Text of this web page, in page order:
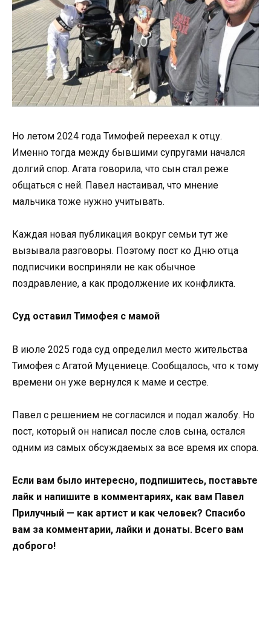
Но летом 2024 года Тимофей переехал к отцу.
Именно тогда между бывшими супругами начался
долгий спор. Агата говорила, что сын стал реже
общаться с ней. Павел настаивал, что мнение
мальчика тоже нужно учитывать.
Каждая новая публикация вокруг семьи тут же
вызывала разговоры. Поэтому пост ко Дню отца
подписчики восприняли не как обычное
поздравление, а как продолжение их конфликта.
Суд оставил Тимофея с мамой
В июле 2025 года суд определил место жительства
Тимофея с Агатой Муцениеце. Сообщалось, что к тому
времени он уже вернулся к маме и сестре.
Павел с решением не согласился и подал жалобу. Но
пост, который он написал после слов сына, остался
одним из самых обсуждаемых за все время их спора.
Если вам было интересно, подпишитесь, поставьте
лайк и напишите в комментариях, как вам Павел
Прилучный — как артист и как человек? Спасибо
вам за комментарии, лайки и донаты. Всего вам
доброго!